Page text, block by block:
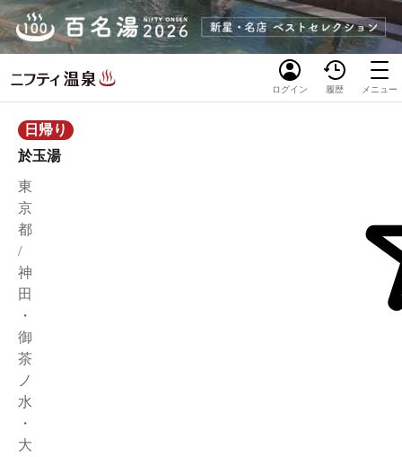
ログイン 履歴 メニュー
日帰り
於玉湯
東
京
都
/
神
田
・
御
茶
ノ
水
・
大